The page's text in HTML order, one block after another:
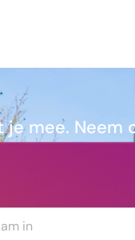
je mee.